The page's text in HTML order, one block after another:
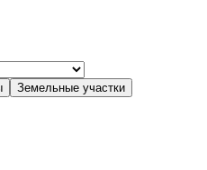
Земельные участки